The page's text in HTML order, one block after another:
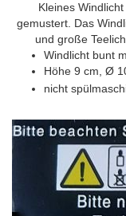
Kleines
gemustert. Das
und große
Windlicht bunt
Höhe 9 cm, Ø
nicht